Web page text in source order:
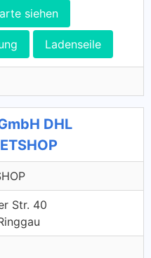
siehen
Ladenseile
DHL
Str. 40